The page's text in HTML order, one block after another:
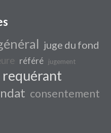
juge du fond
référé jugement
requérant
consentement